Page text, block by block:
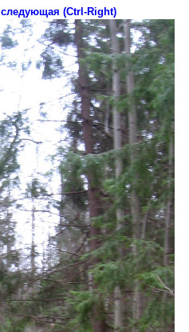
следующая (Ctrl-Right)